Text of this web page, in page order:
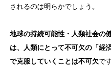
されるのは明らかでしょう。
地球の持続可能性・人類社会の
は、人類にとって不可欠の「経
で克服していくことは不可欠で